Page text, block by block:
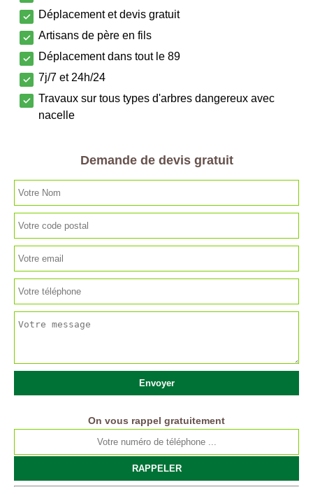
Déplacement et devis gratuit
Artisans de père en fils
Déplacement dans tout le 89
7j/7 et 24h/24
Travaux sur tous types d'arbres dangereux avec
nacelle
Demande de devis gratuit
On vous rappel gratuitement